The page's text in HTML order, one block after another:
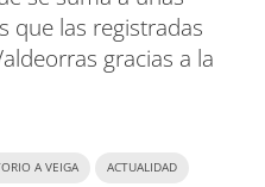
que las registradas
gracias a la
A VEIGA ACTUALIDAD